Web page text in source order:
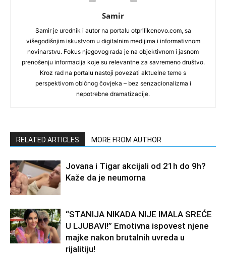
Samir
Samir je urednik i autor na portalu otprilikenovo.com, sa
višegodišnjim iskustvom u digitalnim medijima i informativnom
novinarstvu. Fokus njegovog rada je na objektivnom i jasnom
prenošenju informacija koje su relevantne za savremeno društvo.
Kroz rad na portalu nastoji povezati aktuelne teme s
perspektivom običnog čovjeka – bez senzacionalizma i
nepotrebne dramatizacije.
RELATED ARTICLES MORE FROM AUTHOR
Jovana i Tigar akcijali od 21h do 9h?
Kaže da je neumorna
“STANIJA NIKADA NIJE IMALA SREĆE
U LJUBAVI!” Emotivna ispovest njene
majke nakon brutalnih uvreda u
rijalitiju!